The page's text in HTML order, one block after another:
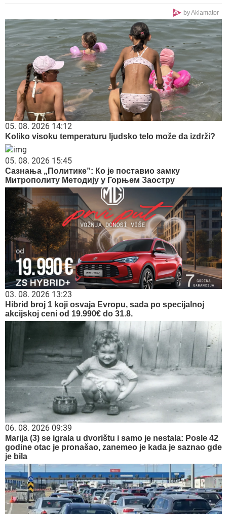
by Aklamator
05. 08. 2026 14:12
Koliko visoku temperaturu ljudsko telo može da izdrži?
05. 08. 2026 15:45
Сазнања „Политике”: Ко је поставио замку
Митрополиту Методију у Горњем Заостру
03. 08. 2026 13:23
Hibrid broj 1 koji osvaja Evropu, sada po specijalnoj
akcijskoj ceni od 19.990€ do 31.8.
06. 08. 2026 09:39
Marija (3) se igrala u dvorištu i samo je nestala: Posle 42
godine otac je pronašao, zanemeo je kada je saznao gde
je bila